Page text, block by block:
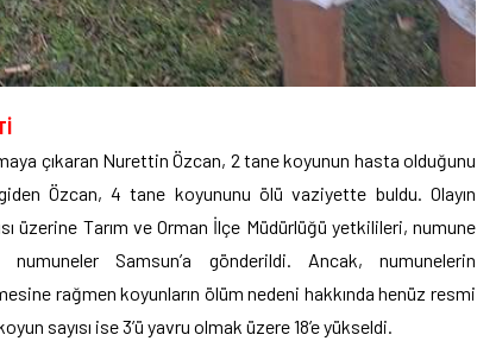
çıkaran Nurettin Özcan, 2 tane koyunun hasta olduğunu
Özcan, 4 tane koyununu ölü vaziyette buldu. Olayın
üzerine Tarım ve Orman İlçe Müdürlüğü yetkilileri, numune
Samsun’a gönderildi. Ancak, numunelerin
rağmen koyunların ölüm nedeni hakkında henüz resmi
sayısı ise 3’ü yavru olmak üzere 18’e yükseldi.